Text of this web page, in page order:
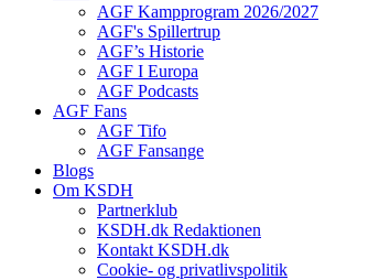
AGF Kampprogram 2026/2027
AGF's Spillertrup
AGF’s Historie
AGF I Europa
AGF Podcasts
AGF Fans
AGF Tifo
AGF Fansange
Blogs
Om KSDH
Partnerklub
KSDH.dk Redaktionen
Kontakt KSDH.dk
Cookie- og privatlivspolitik